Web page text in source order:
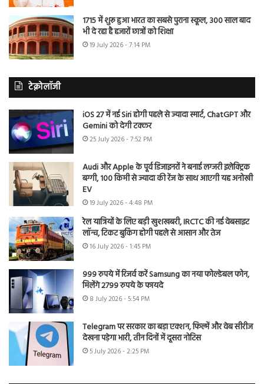
1715 में शुरू हुआ भारत का सबसे पुराना स्कूल, 300 साल बाद
भी दे रहा है हजारों छात्रों को शिक्षा
19 July 2026 - 7:14 PM
टेक्नोलॉजी
iOS 27 में नई Siri होगी पहले से ज्यादा स्मार्ट, ChatGPT और
Gemini को देगी टक्कर
25 July 2026 - 7:52 PM
Audi और Apple के पूर्व डिजाइनरों ने बनाई लग्जरी इलेक्ट्रिक
बग्गी, 100 किमी से ज्यादा की रेंज के साथ आएगी यह अनोखी
EV
19 July 2026 - 4:48 PM
रेल यात्रियों के लिए बड़ी खुशखबरी, IRCTC की नई वेबसाइट
लॉन्च, टिकट बुकिंग होगी पहले से आसान और तेज
16 July 2026 - 1:45 PM
999 रुपये में रिजर्व करें Samsung का नया फोल्डेबल फोन,
मिलेंगे 2799 रुपये के फायदे
8 July 2026 - 5:54 PM
Telegram पर सरकार का बड़ा एक्शन, फिल्में और वेब सीरीज
देखना पड़ेगा भारी, तीन दिनों में दूसरा नोटिस
5 July 2026 - 2:25 PM